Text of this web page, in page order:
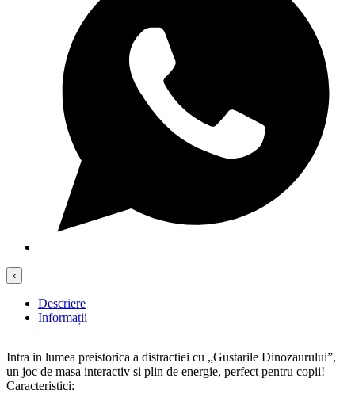
‹
Descriere
Informații
Intra in lumea preistorica a distractiei cu „Gustarile Dinozaurului”,
un joc de masa interactiv si plin de energie, perfect pentru copii!
Caracteristici: